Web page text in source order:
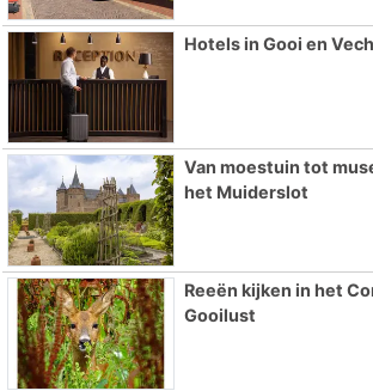
Hotels in Gooi en
Van moestuin tot
het Muiderslot
Reeën kijken in het
Gooilust